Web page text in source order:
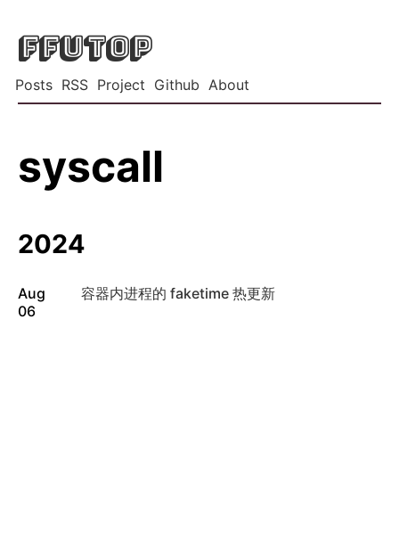
FFUTOP
Posts RSS Project Github About
syscall
2024
Aug
06
容器内进程的 faketime 热更新